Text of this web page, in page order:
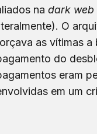
na dark web
O
as vítimas a
do
eram
em um